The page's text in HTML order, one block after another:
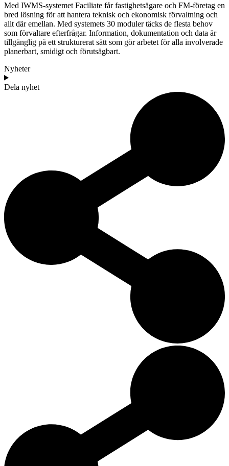
Med IWMS-systemet Faciliate får fastighetsägare och FM-företag en
bred lösning för att hantera teknisk och ekonomisk förvaltning och
allt där emellan. Med systemets 30 moduler täcks de flesta behov
som förvaltare efterfrågar. Information, dokumentation och data är
tillgänglig på ett strukturerat sätt som gör arbetet för alla involverade
planerbart, smidigt och förutsägbart.
Nyheter
Dela nyhet